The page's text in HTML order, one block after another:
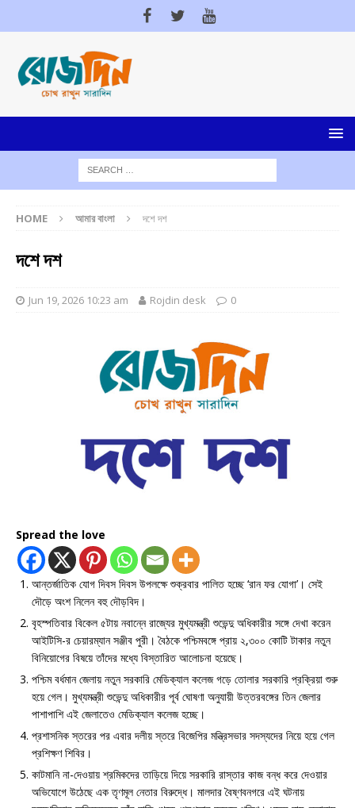
HOME আমার বাংলা দশে দশ
দশে দশ
Jun 19, 2026 10:23 am Rojdin desk 0
Spread the love
আন্তর্জাতিক যোগ দিবস দিবস উপলক্ষে শুক্রবার পালিত হচ্ছে ‘রান ফর যোগা’। সেই
দৌড়ে অংশ নিলেন বহু দৌড়বিদ।
বৃহস্পতিবার বিকেল ৫টায় নবান্নে রাজ্যের মুখ্যমন্ত্রী শুভেন্দু অধিকারীর সঙ্গে দেখা করেন
আইটিসি-র চেয়ারম্যান সঞ্জীব পুরী। বৈঠকে পশ্চিমবঙ্গে প্রায় ২,৩০০ কোটি টাকার নতুন
বিনিয়োগের বিষয়ে তাঁদের মধ্যে বিস্তারিত আলোচনা হয়েছে।
পশ্চিম বর্ধমান জেলায় নতুন সরকারি মেডিক্যাল কলেজ গড়ে তোলার সরকারি প্রক্রিয়া শুরু
হয়ে গেল। মুখ্যমন্ত্রী শুভেন্দু অধিকারীর পূর্ব ঘোষণা অনুযায়ী উত্তরবঙ্গের তিন জেলার
পাশাপাশি এই জেলাতেও মেডিক্যাল কলেজ হচ্ছে।
প্রশাসনিক স্তরের পর এবার দলীয় স্তরে বিজেপির মন্ত্রিসভার সদস্যদের নিয়ে হয়ে গেল
প্রশিক্ষণ শিবির।
কাটমানি না-দেওয়ায় শ্রমিকদের তাড়িয়ে দিয়ে সরকারি রাস্তার কাজ বন্ধ করে দেওয়ার
অভিযোগে উঠেছে এক তৃণমূল নেতার বিরুদ্ধে। মালদার বৈষ্ণবনগরে এই ঘটনায়